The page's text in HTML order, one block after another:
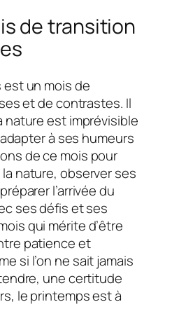
de transition
est un mois de
et de contrastes. Il
nature est imprévisible
à ses humeurs
de ce mois pour
nature, observer ses
l’arrivée du
ses défis et ses
qui mérite d’être
patience et
si l’on ne sait jamais
une certitude
le printemps est à